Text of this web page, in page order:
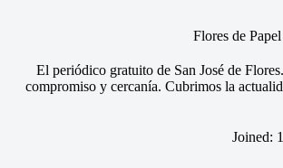
Flores de
El periódico gratuito de San José de
compromiso y cercanía. Cubrimos la
Joined: